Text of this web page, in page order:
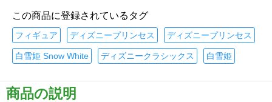
この商品に登録されているタグ
フィギュア ディズニープリンセス ディズニープリンセス
白雪姫 Snow White ディズニークラシックス 白雪姫
商品の説明